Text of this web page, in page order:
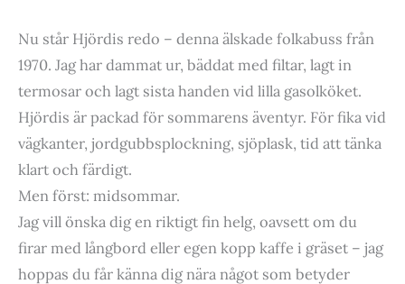
Nu står Hjördis redo – denna älskade folkabuss från
1970. Jag har dammat ur, bäddat med filtar, lagt in
termosar och lagt sista handen vid lilla gasolköket.
Hjördis är packad för sommarens äventyr. För fika vid
vägkanter, jordgubbsplockning, sjöplask, tid att tänka
klart och färdigt.
Men först: midsommar.
Jag vill önska dig en riktigt fin helg, oavsett om du
firar med långbord eller egen kopp kaffe i gräset – jag
hoppas du får känna dig nära något som betyder